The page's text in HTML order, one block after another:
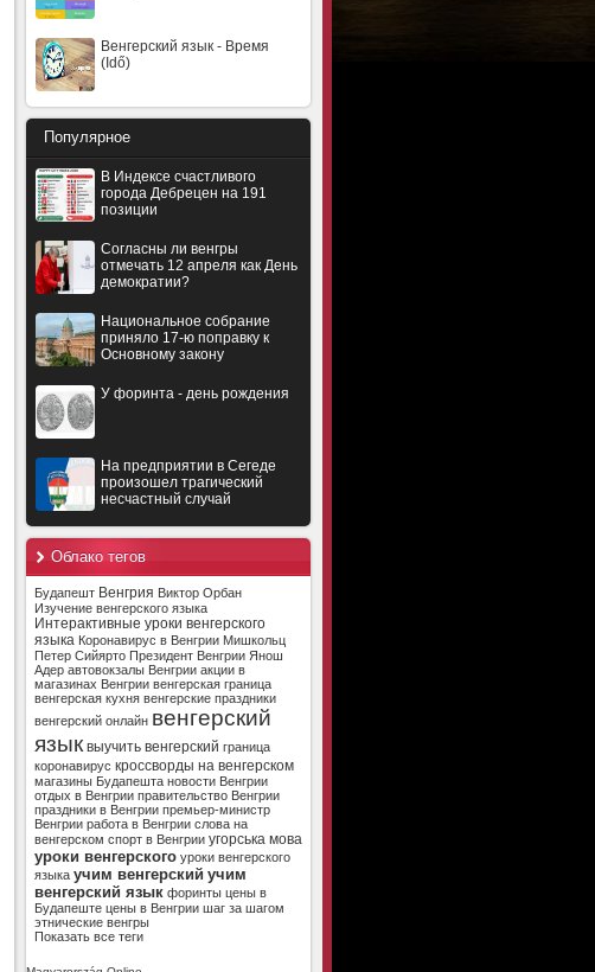
Венгерский язык - Время
(Idő)
Популярное
В Индексе счастливого
города Дебрецен на 191
позиции
Согласны ли венгры
отмечать 12 апреля как День
демократии?
Национальное собрание
приняло 17-ю поправку к
Основному закону
У форинта - день рождения
На предприятии в Сегеде
произошел трагический
несчастный случай
Облако тегов
Будапешт Венгрия Виктор Орбан
Изучение венгерского языка
Интерактивные уроки венгерского
языка Коронавирус в Венгрии Мишкольц
Петер Сийярто Президент Венгрии Янош
Адер автовокзалы Венгрии акции в
магазинах Венгрии венгерская граница
венгерская кухня венгерские праздники
венгерский онлайн венгерский
язык выучить венгерский граница
коронавирус кроссворды на венгерском
магазины Будапешта новости Венгрии
отдых в Венгрии правительство Венгрии
праздники в Венгрии премьер-министр
Венгрии работа в Венгрии слова на
венгерском спорт в Венгрии угорська мова
уроки венгерского уроки венгерского
языка учим венгерский учим
венгерский язык форинты цены в
Будапеште цены в Венгрии шаг за шагом
этнические венгры
Показать все теги